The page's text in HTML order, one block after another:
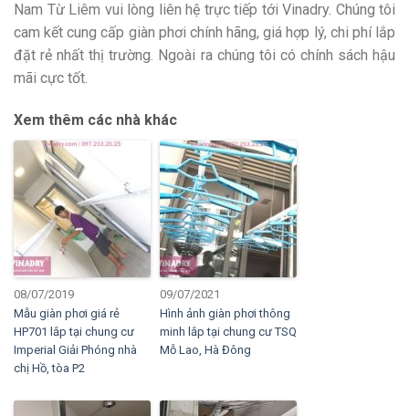
Nam Từ Liêm vui lòng liên hệ trực tiếp tới Vinadry. Chúng tôi
cam kết cung cấp giàn phơi chính hãng, giá hợp lý, chi phí lắp
đặt rẻ nhất thị trường. Ngoài ra chúng tôi có chính sách hậu
mãi cực tốt.
Xem thêm các nhà khác
08/07/2019
Mẫu giàn phơi giá rẻ
HP701 lắp tại chung cư
Imperial Giải Phóng nhà
chị Hồ, tòa P2
09/07/2021
Hình ảnh giàn phơi thông
minh lắp tại chung cư TSQ
Mỗ Lao, Hà Đông